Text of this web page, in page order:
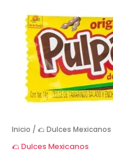
Inicio / 🌮 Dulces Mexicanos
🌮 Dulces Mexicanos
Masticable
Pulparindo
original
cantidad